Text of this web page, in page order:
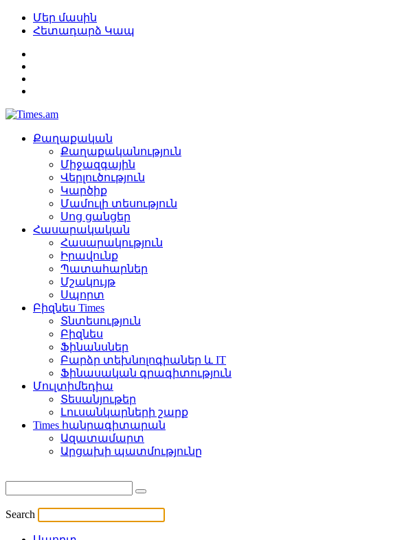
Մեր մասին
Հետադարձ Կապ
Քաղաքական
Քաղաքականություն
Միջազգային
Վերլուծություն
Կարծիք
Մամուլի տեսություն
Սոց ցանցեր
Հասարակական
Հասարակություն
Իրավունք
Պատահարներ
Մշակույթ
Սպորտ
Բիզնես Times
Տնտեսություն
Բիզնես
Ֆինանսներ
Բարձր տեխնոլոգիաներ և IT
Ֆինասական գրագիտություն
Մուլտիմեդիա
Տեսանյութեր
Լուսանկարների շարք
Times հանրագիտարան
Ազատամարտ
Արցախի պատմությունը
Search